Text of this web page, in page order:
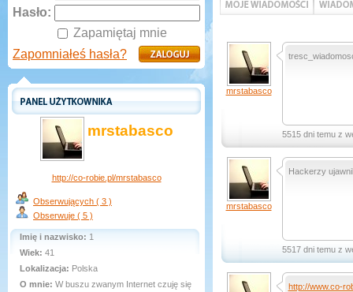
Hasło:
Zapamiętaj mnie
Zapomniałeś hasła?
mrstabasco
http://co-robie.pl/mrstabasco
Obserwujących ( 3 )
Obserwuje ( 5 )
Imię i nazwisko: 1
Wiek: 41
Lokalizacja: Polska
O mnie: W buszu zwanym Internet czuję się
mrstabasco
5515 dni temu z
mrstabasco
Hackerzy
5517 dni temu z
http://www.co-